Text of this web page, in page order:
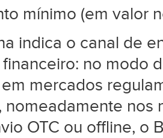
mínimo (em valor
indica o canal de
no modo
mercados
nomeadamente nos
OTC ou offline, o